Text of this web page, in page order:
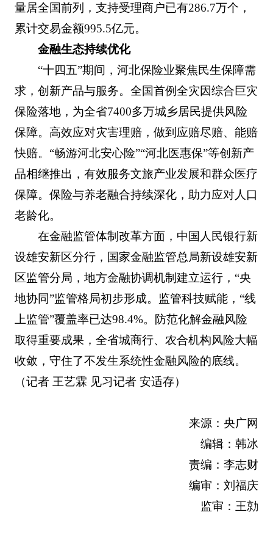
量居全国前列，支持受理商户已有286.7万个，
累计交易金额995.5亿元。
金融生态持续优化
“十四五”期间，河北保险业聚焦民生保障需
求，创新产品与服务。全国首例全灾因综合巨灾
保险落地，为全省7400多万城乡居民提供风险
保障。高效应对灾害理赔，做到应赔尽赔、能赔
快赔。“畅游河北安心险”“河北医惠保”等创新产
品相继推出，有效服务文旅产业发展和群众医疗
保障。保险与养老融合持续深化，助力应对人口
老龄化。
在金融监管体制改革方面，中国人民银行新
设雄安新区分行，国家金融监管总局新设雄安新
区监管分局，地方金融协调机制建立运行，“央
地协同”监管格局初步形成。监管科技赋能，“线
上监管”覆盖率已达98.4%。防范化解金融风险
取得重要成果，全省城商行、农合机构风险大幅
收敛，守住了不发生系统性金融风险的底线。
（记者 王艺霖 见习记者 安适存）
来源：央广网
编辑：韩冰
责编：李志财
编审：刘福庆
监审：王勍